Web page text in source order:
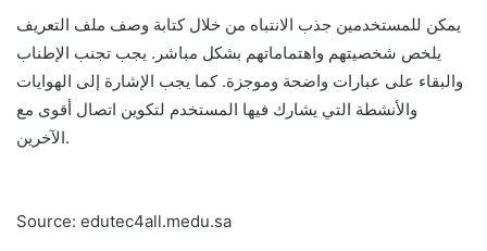
يمكن للمستخدمين جذب الانتباه من خلال كتابة وصف ملف التعريف
يلخص شخصيتهم واهتماماتهم بشكل مباشر. يجب تجنب الإطناب
والبقاء على عبارات واضحة وموجزة. كما يجب الإشارة إلى الهوايات
والأنشطة التي يشارك فيها المستخدم لتكوين اتصال أقوى مع
الآخرين.
Source: edutec4all.medu.sa